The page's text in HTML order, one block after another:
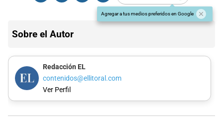
Agregar a tus medios preferidos en Google
Sobre el Autor
Redacción EL
contenidos@ellitoral.com
Ver Perfil